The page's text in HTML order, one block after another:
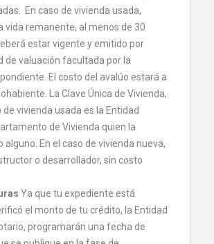
En caso de vivienda usada,
vida remanente, al menos de 30
estar vigente y emitido por
de valuación facultada por la
El costo del avalúo estará a
La Clave Única de Vivienda,
de vivienda usada es la Entidad
de Vivienda quien la
En el caso de vivienda nueva,
o desarrollador, sin costo
Ya que tu expediente está
el monto de tu crédito, la Entidad
programarán una fecha de